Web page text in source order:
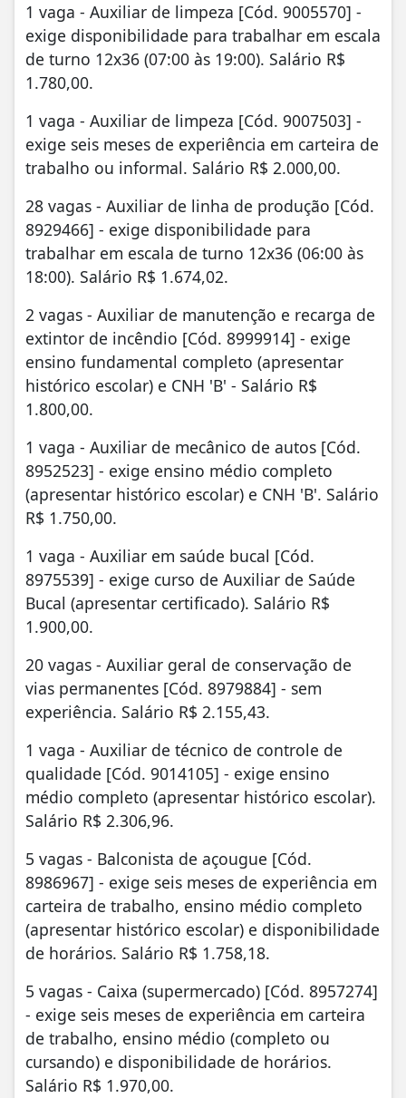
1 vaga - Auxiliar de limpeza [Cód. 9005570] -
exige disponibilidade para trabalhar em escala
de turno 12x36 (07:00 às 19:00). Salário R$
1.780,00.
1 vaga - Auxiliar de limpeza [Cód. 9007503] -
exige seis meses de experiência em carteira de
trabalho ou informal. Salário R$ 2.000,00.
28 vagas - Auxiliar de linha de produção [Cód.
8929466] - exige disponibilidade para
trabalhar em escala de turno 12x36 (06:00 às
18:00). Salário R$ 1.674,02.
2 vagas - Auxiliar de manutenção e recarga de
extintor de incêndio [Cód. 8999914] - exige
ensino fundamental completo (apresentar
histórico escolar) e CNH 'B' - Salário R$
1.800,00.
1 vaga - Auxiliar de mecânico de autos [Cód.
8952523] - exige ensino médio completo
(apresentar histórico escolar) e CNH 'B'. Salário
R$ 1.750,00.
1 vaga - Auxiliar em saúde bucal [Cód.
8975539] - exige curso de Auxiliar de Saúde
Bucal (apresentar certificado). Salário R$
1.900,00.
20 vagas - Auxiliar geral de conservação de
vias permanentes [Cód. 8979884] - sem
experiência. Salário R$ 2.155,43.
1 vaga - Auxiliar de técnico de controle de
qualidade [Cód. 9014105] - exige ensino
médio completo (apresentar histórico escolar).
Salário R$ 2.306,96.
5 vagas - Balconista de açougue [Cód.
8986967] - exige seis meses de experiência em
carteira de trabalho, ensino médio completo
(apresentar histórico escolar) e disponibilidade
de horários. Salário R$ 1.758,18.
5 vagas - Caixa (supermercado) [Cód. 8957274]
- exige seis meses de experiência em carteira
de trabalho, ensino médio (completo ou
cursando) e disponibilidade de horários.
Salário R$ 1.970,00.